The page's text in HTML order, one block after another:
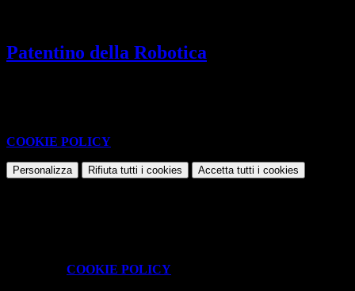
Patentino della Robotica
COOKIE POLICY
Personalizza Rifiuta tutti i cookies Accetta tutti i cookies
COOKIE POLICY